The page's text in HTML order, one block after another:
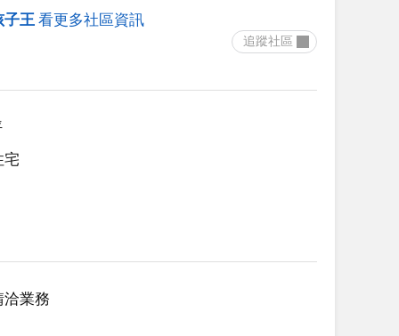
子王 看更多社區資訊
宅
洽業務